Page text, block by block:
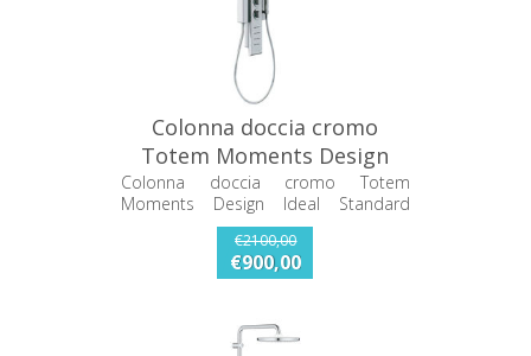
Colonna doccia cromo
Totem Moments Design
Ideal Standard K6190AA
Colonna doccia cromo Totem
Moments Design Ideal Standard
€2100,00
€900,00